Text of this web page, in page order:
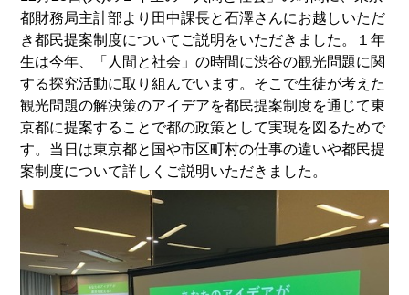
都財務局主計部より田中課長と石澤さんにお越しいただ
き都民提案制度についてご説明をいただきました。１年
生は今年、「人間と社会」の時間に渋谷の観光問題に関
する探究活動に取り組んでいます。そこで生徒が考えた
観光問題の解決策のアイデアを都民提案制度を通じて東
京都に提案することで都の政策として実現を図るためで
す。当日は東京都と国や市区町村の仕事の違いや都民提
案制度について詳しくご説明いただきました。